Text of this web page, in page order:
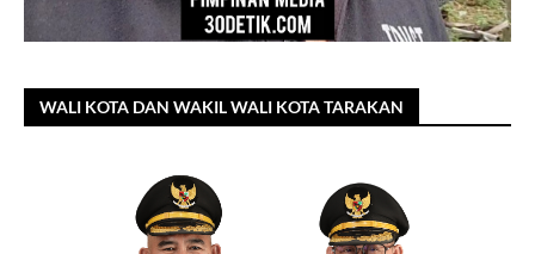
WALI KOTA DAN WAKIL WALI KOTA TARAKAN